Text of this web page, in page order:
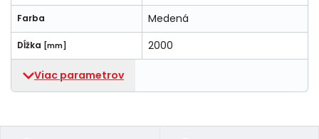
Farba Medená
Dĺžka [mm] 2000
Viac parametrov